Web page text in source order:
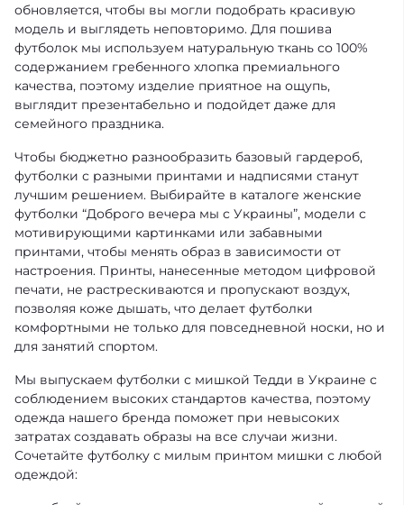
обновляется, чтобы вы могли подобрать красивую
модель и выглядеть неповторимо. Для пошива
футболок мы используем натуральную ткань со 100%
содержанием гребенного хлопка премиального
качества, поэтому изделие приятное на ощупь,
выглядит презентабельно и подойдет даже для
семейного праздника.
Чтобы бюджетно разнообразить базовый гардероб,
футболки с разными принтами и надписями станут
лучшим решением. Выбирайте в каталоге женские
футболки “Доброго вечера мы с Украины”, модели с
мотивирующими картинками или забавными
принтами, чтобы менять образ в зависимости от
настроения. Принты, нанесенные методом цифровой
печати, не растрескиваются и пропускают воздух,
позволяя коже дышать, что делает футболки
комфортными не только для повседневной носки, но и
для занятий спортом.
Мы выпускаем футболки с мишкой Тедди в Украине с
соблюдением высоких стандартов качества, поэтому
одежда нашего бренда поможет при невысоких
затратах создавать образы на все случаи жизни.
Сочетайте футболку с милым принтом мишки с любой
одеждой: